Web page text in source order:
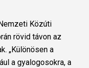
Közúti
rövid távon az
„Különösen a
a gyalogosokra, a